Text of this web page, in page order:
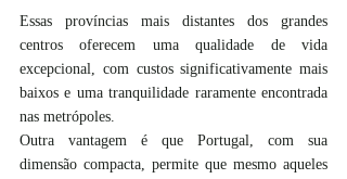
Essas províncias mais distantes dos grandes
centros oferecem uma qualidade de vida
excepcional, com custos significativamente mais
baixos e uma tranquilidade raramente encontrada
nas metrópoles.
Outra vantagem é que Portugal, com sua
dimensão compacta, permite que mesmo aqueles